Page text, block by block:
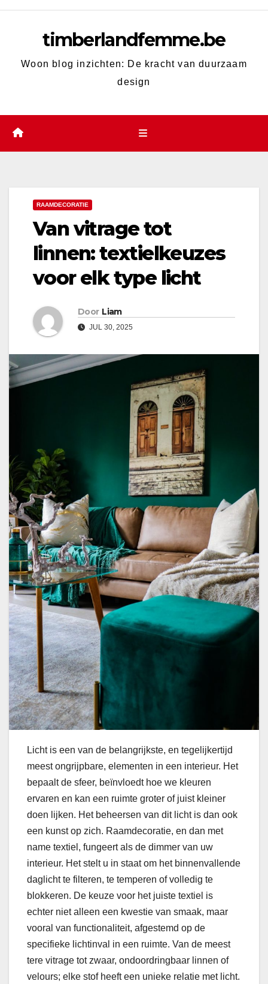
timberlandfemme.be
Woon blog inzichten: De kracht van duurzaam
design
RAAMDECORATIE
Van vitrage tot
linnen: textielkeuzes
voor elk type licht
Door Liam
JUL 30, 2025
Licht is een van de belangrijkste, en tegelijkertijd
meest ongrijpbare, elementen in een interieur. Het
bepaalt de sfeer, beïnvloedt hoe we kleuren
ervaren en kan een ruimte groter of juist kleiner
doen lijken. Het beheersen van dit licht is dan ook
een kunst op zich. Raamdecoratie, en dan met
name textiel, fungeert als de dimmer van uw
interieur. Het stelt u in staat om het binnenvallende
daglicht te filteren, te temperen of volledig te
blokkeren. De keuze voor het juiste textiel is
echter niet alleen een kwestie van smaak, maar
vooral van functionaliteit, afgestemd op de
specifieke lichtinval in een ruimte. Van de meest
tere vitrage tot zwaar, ondoordringbaar linnen of
velours; elke stof heeft een unieke relatie met licht.